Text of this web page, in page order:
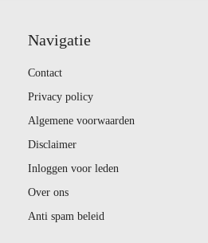
Navigatie
Contact
Privacy policy
Algemene voorwaarden
Disclaimer
Inloggen voor leden
Over ons
Anti spam beleid